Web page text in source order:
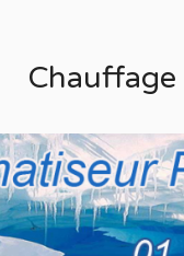
Chauffage